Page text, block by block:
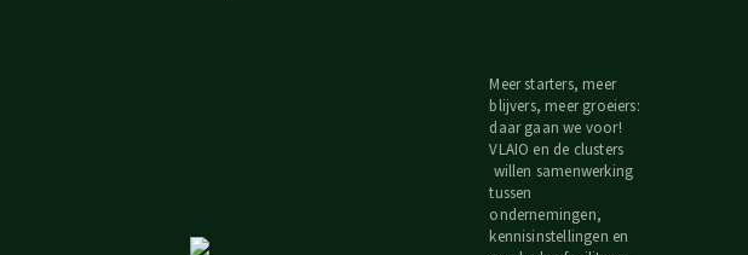
Meer starters, meer
blijvers, meer groeiers:
daar gaan we voor!
VLAIO en de clusters
willen samenwerking
tussen
ondernemingen,
kennisinstellingen en